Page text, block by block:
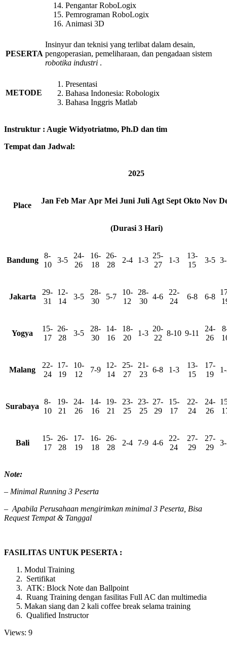
Pengantar RoboLogix
Pemrograman RoboLogix
Animasi 3D
PESERTA
Insinyur dan teknisi yang terlibat dalam desain,
pengoperasian, pemeliharaan, dan pengadaan sistem
robotika industri .
METODE
Presentasi
Bahasa Indonesia: Robologix
Bahasa Inggris Matlab
Instruktur : Augie Widyotriatmo, Ph.D dan tim
Tempat dan Jadwal:
Place
2025
Jan Feb Mar Apr Mei Juni Juli Agt Sept Okto Nov
(Durasi 3 Hari)
Bandung
8-
10
3-5
24-
26
16-
18
26-
28
2-4 1-3
25-
27
1-3
13-
15
3-5
Jakarta
29-
31
12-
14
3-5
28-
30
5-7
10-
12
28-
30
4-6
22-
24
6-8 6-8
Yogya
15-
17
26-
28
3-5
28-
30
14-
16
18-
20
1-3
20-
22
8-10 9-11
24-
26
Malang
22-
24
17-
19
10-
12
7-9
12-
14
25-
27
21-
23
6-8 1-3
13-
15
17-
19
Surabaya
8-
10
19-
21
24-
26
14-
16
19-
21
23-
25
23-
25
27-
29
15-
17
22-
24
24-
26
Bali
15-
17
26-
28
17-
19
16-
18
26-
28
2-4 7-9 4-6
22-
24
27-
29
27-
29
Note:
– Minimal Running 3 Peserta
– Apabila Perusahaan mengirimkan minimal 3 Peserta, Bisa
Request Tempat & Tanggal
FASILITAS UNTUK PESERTA :
Modul Training
Sertifikat
ATK: Block Note dan Ballpoint
Ruang Training dengan fasilitas Full AC dan multimedia
Makan siang dan 2 kali coffee break selama training
Qualified Instructor
Views: 9